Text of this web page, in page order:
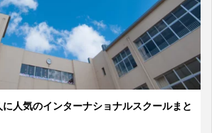
人気のインターナショナルスクールまと